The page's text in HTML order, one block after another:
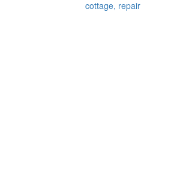
cottage, repair